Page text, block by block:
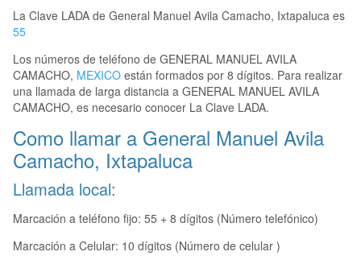
La Clave LADA de General Manuel Avila Camacho, Ixtapaluca es
55
Los números de teléfono de GENERAL MANUEL AVILA
CAMACHO, MEXICO están formados por 8 dígitos. Para realizar
una llamada de larga distancia a GENERAL MANUEL AVILA
CAMACHO, es necesario conocer La Clave LADA.
Como llamar a General Manuel Avila
Camacho, Ixtapaluca
Llamada local:
Marcación a teléfono fijo: 55 + 8 dígitos (Número telefónico)
Marcación a Celular: 10 dígitos (Número de celular )